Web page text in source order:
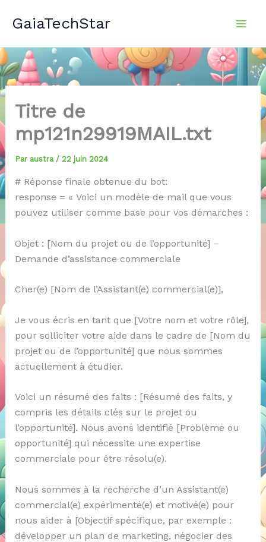
GaiaTechStar
Titre de
mp121n29919MAIL.txt
Par austra / 22 juin 2024
# Réponse finale obtenue du bot:
response = « Voici un modèle de mail que vous
pouvez utiliser comme base pour vos démarches :
Objet : [Nom du projet ou de l’opportunité] –
Demande d’assistance commerciale
Cher(e) [Nom de l’Assistant(e) commercial(e)],
Je vous écris en tant que [Votre nom et votre rôle],
pour solliciter votre aide dans le cadre de [Nom du
projet ou de l’opportunité] que nous sommes
actuellement à étudier.
Voici un résumé des faits : [Résumé des faits, y
compris les détails clés sur le projet ou
l’opportunité]. Nous avons identifié [Problème ou
opportunité] qui nécessite une expertise
commerciale pour être résolu(e).
Nous sommes à la recherche d’un Assistant(e)
commercial(e) expérimenté(e) et motivé(e) pour
nous aider à [Objectif spécifique, par exemple :
développer un plan de marketing, négocier des